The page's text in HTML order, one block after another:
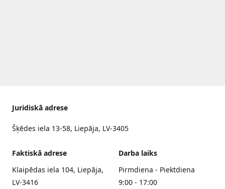
Juridiskā adrese
Šķēdes iela 13-58, Liepāja, LV-3405
Faktiskā adrese
Klaipēdas iela 104, Liepāja,
LV-3416
Darba laiks
Pirmdiena - Piektdiena
9:00 - 17:00